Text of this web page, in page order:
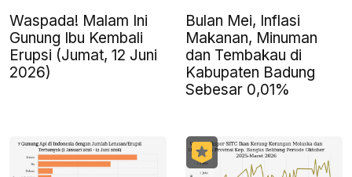
Waspada! Malam Ini
Gunung Ibu Kembali
Erupsi (Jumat, 12 Juni
2026)
Bulan Mei, Inflasi
Makanan, Minuman
dan Tembakau di
Kabupaten Badung
Sebesar 0,01%